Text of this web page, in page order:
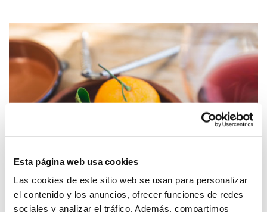
Esta página web usa cookies
Las cookies de este sitio web se usan para personalizar
el contenido y los anuncios, ofrecer funciones de redes
sociales y analizar el tráfico. Además, compartimos